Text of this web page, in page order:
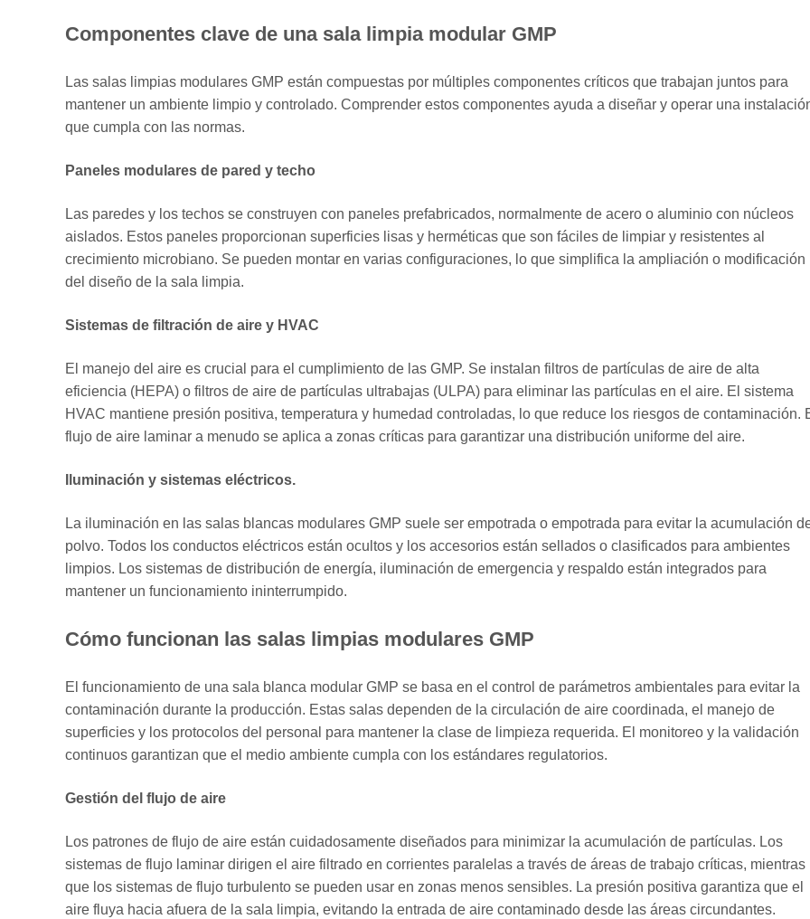
HVAC
Iluminación
eléctricos.
Cómo
funcionan
las
salas
GMP
3.1
Gestión
del
de
3.2
Control
de
3.3
y
Validación
4
Beneficios
la
modular
salas
Componentes clave de una sala limpia modular GMP
Las salas limpias modulares GMP están compuestas por múltiples componentes críticos que trabajan juntos para
mantener un ambiente limpio y controlado. Comprender estos componentes ayuda a diseñar y operar una
que cumpla con las normas.
Paneles modulares de pared y techo
Las paredes y los techos se construyen con paneles prefabricados, normalmente de acero o aluminio con núcleos
aislados. Estos paneles proporcionan superficies lisas y herméticas que son fáciles de limpiar y resistentes al
crecimiento microbiano. Se pueden montar en varias configuraciones, lo que simplifica la ampliación o modificación
del diseño de la sala limpia.
Sistemas de filtración de aire y HVAC
El manejo del aire es crucial para el cumplimiento de las GMP. Se instalan filtros de partículas de aire de alta
eficiencia (HEPA) o filtros de aire de partículas ultrabajas (ULPA) para eliminar las partículas en el aire. El sistema
HVAC mantiene presión positiva, temperatura y humedad controladas, lo que reduce los riesgos de contaminación.
flujo de aire laminar a menudo se aplica a zonas críticas para garantizar una distribución uniforme del aire.
Iluminación y sistemas eléctricos.
La iluminación en las salas blancas modulares GMP suele ser empotrada o empotrada para evitar la acumulación
polvo. Todos los conductos eléctricos están ocultos y los accesorios están sellados o clasificados para ambientes
limpios. Los sistemas de distribución de energía, iluminación de emergencia y respaldo están integrados para
mantener un funcionamiento ininterrumpido.
Cómo funcionan las salas limpias modulares GMP
El funcionamiento de una sala blanca modular GMP se basa en el control de parámetros ambientales para evitar la
contaminación durante la producción. Estas salas dependen de la circulación de aire coordinada, el manejo de
superficies y los protocolos del personal para mantener la clase de limpieza requerida. El monitoreo y la validación
continuos garantizan que el medio ambiente cumpla con los estándares regulatorios.
Gestión del flujo de aire
Los patrones de flujo de aire están cuidadosamente diseñados para minimizar la acumulación de partículas. Los
sistemas de flujo laminar dirigen el aire filtrado en corrientes paralelas a través de áreas de trabajo críticas, mientras
que los sistemas de flujo turbulento se pueden usar en zonas menos sensibles. La presión positiva garantiza que el
aire fluya hacia afuera de la sala limpia, evitando la entrada de aire contaminado desde las áreas circundantes.